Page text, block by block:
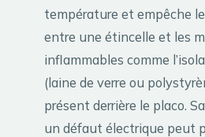
température et empêche
entre une étincelle et les
inflammables comme
(laine de verre ou
présent derrière le placo.
un défaut électrique peut